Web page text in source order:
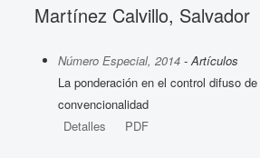
Martínez Calvillo, Salvador
Número Especial, 2014- Artículos
La ponderación en el control difuso
convencionalidad
Detalles
PDF